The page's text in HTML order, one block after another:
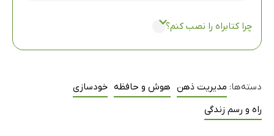
چرا کتابراه را نصب کنم؟
دسته‌ها: مدیریت ذهن هوش و حافظه خودسازی
راه و رسم زندگی